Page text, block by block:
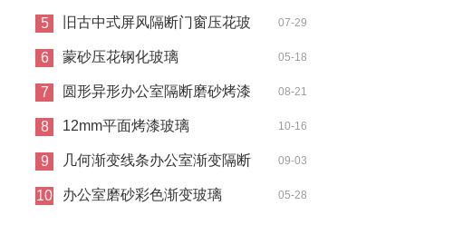
5 旧古中式屏风隔断门窗压花玻
璃
07-29
6 蒙砂压花钢化玻璃 05-18
7 圆形异形办公室隔断磨砂烤漆
玻璃
08-21
8 12mm平面烤漆玻璃 10-16
9 几何渐变线条办公室渐变隔断
装饰玻璃
09-03
10 办公室磨砂彩色渐变玻璃 05-28